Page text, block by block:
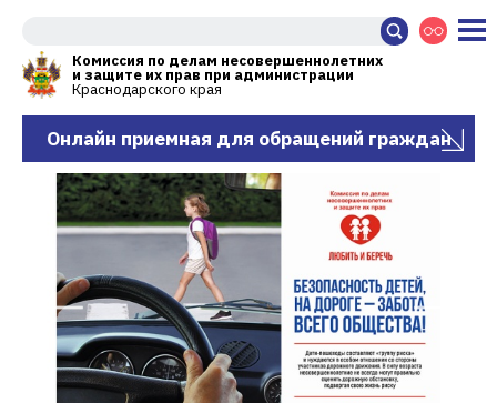
Комиссия по делам несовершеннолетних
и защите их прав при администрации
Краснодарского края
Онлайн приемная для обращений граждан